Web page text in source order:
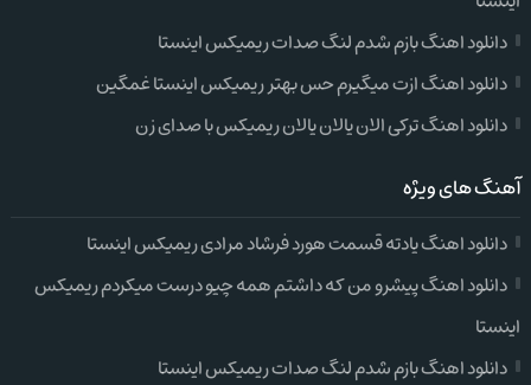
دانلود اهنگ بازم شدم لنگ صدات ریمیکس اینستا
دانلود اهنگ ازت میگیرم حس بهتر ریمیکس اینستا غمگین
دانلود اهنگ ترکی الان یالان یالان ریمیکس با صدای زن
آهنگ های ویژه
دانلود اهنگ یادته قسمت هورد فرشاد مرادی ریمیکس اینستا
دانلود اهنگ پیشرو من که داشتم همه چیو درست میکردم ریمیکس
اینستا
دانلود اهنگ بازم شدم لنگ صدات ریمیکس اینستا